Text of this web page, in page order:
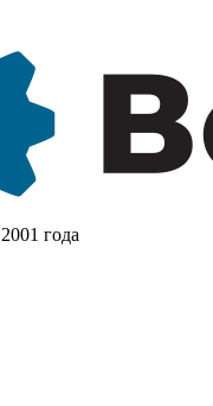
года